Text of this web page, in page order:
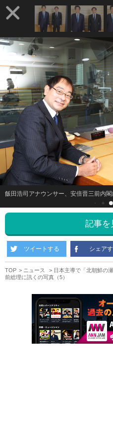
飯田浩司アナウンサー、安倍晋三前内閣
記事を
ツイートする シェア
TOP ニュース
日本主導で「北朝鮮の
前総理に訊くの写真（5）